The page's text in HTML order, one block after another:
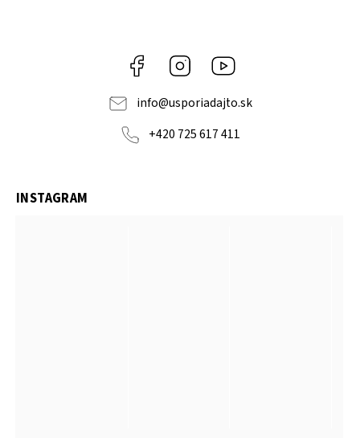
Facebook Instagram
info@usporiadajto.sk
+420 725 617 411
INSTAGRAM